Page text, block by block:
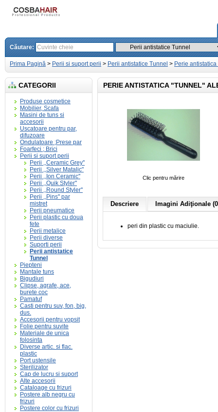
Căutare:
Prima Pagină > Perii si suport perii > Perii antistatice Tunnel > Perie
CATEGORII
Produse cosmetice
Mobilier, Scafa
Masini de tuns si
accesorii
Uscatoare pentru par,
difuzoare
Ondulatoare ;Prese par
Foarfeci ; Brici
Perii si suport perii
Perii ,,Ceramic Grey''
Perii ,,Silver Matalic"
Perii ,,Ion Ceramic''
Perii ,,Quik Styler''
Perii ,,Round Styler''
Perii ,,Pins'' par
mistret
Perii pneumatice
Perii plastic cu doua
fete
Perii metalice
Perii diverse
Suporti perii
Perii antistatice
Tunnel
Piepteni
Mantale tuns
Bigudiuri
Clipse, agrafe, ace,
burete coc
Pamatuf
Casti pentru suv, fon, big,
dus.
Accesorii pentru vopsit
Folie pentru suvite
Materiale de unica
folosinta
Diverse artic. si flac.
plastic
Port ustensile
Sterilizator
Cap de lucru si suport
Alte accesorii
Cataloage cu frizuri
Postere alb negru cu
frizuri
Postere color cu frizuri
PERIE ANTISTATICA "TUNNEL"
Clic pentru mărire
Descriere Imagini Adiţionale
peri din plastic cu maciulie.